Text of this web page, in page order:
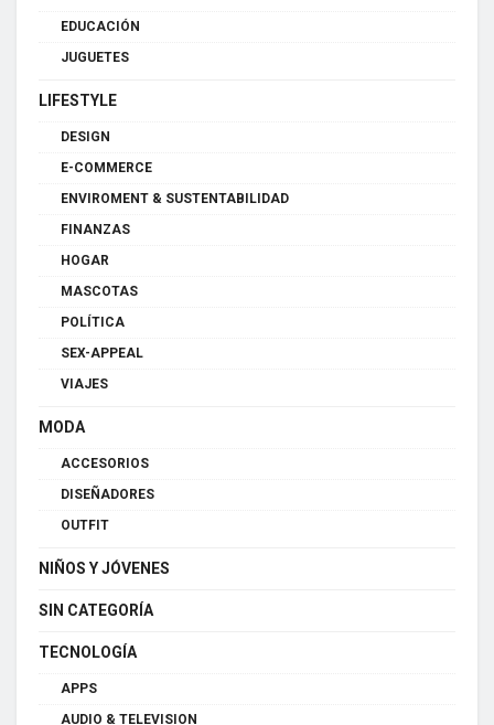
EDUCACIÓN
JUGUETES
LIFESTYLE
DESIGN
E-COMMERCE
ENVIROMENT & SUSTENTABILIDAD
FINANZAS
HOGAR
MASCOTAS
POLÍTICA
SEX-APPEAL
VIAJES
MODA
ACCESORIOS
DISEÑADORES
OUTFIT
NIÑOS Y JÓVENES
SIN CATEGORÍA
TECNOLOGÍA
APPS
AUDIO & TELEVISION